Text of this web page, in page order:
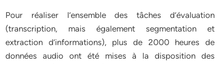
Pour réaliser l’ensemble des tâches d’évaluation
(transcription, mais également segmentation et
extraction d’informations), plus de 2000 heures de
données audio ont été mises à la disposition des